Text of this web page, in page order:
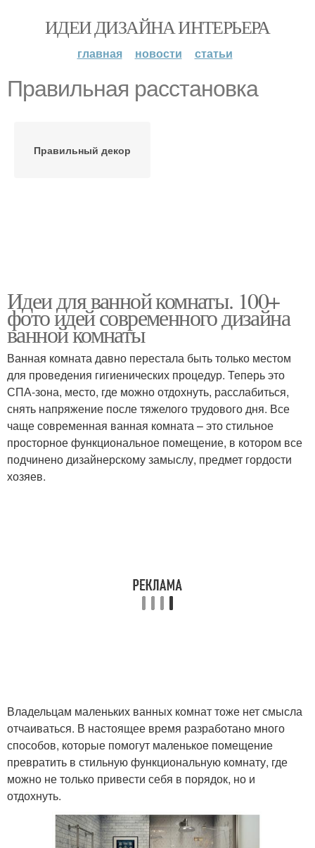
ИДЕИ ДИЗАЙНА ИНТЕРЬЕРА
главная новости статьи
Правильная расстановка
Правильный декор
Идеи для ванной комнаты. 100+
фото идей современного дизайна
ванной комнаты
Ванная комната давно перестала быть только местом
для проведения гигиенических процедур. Теперь это
СПА-зона, место, где можно отдохнуть, расслабиться,
снять напряжение после тяжелого трудового дня. Все
чаще современная ванная комната – это стильное
просторное функциональное помещение, в котором все
подчинено дизайнерскому замыслу, предмет гордости
хозяев.
Владельцам маленьких ванных комнат тоже нет смысла
отчаиваться. В настоящее время разработано много
способов, которые помогут маленькое помещение
превратить в стильную функциональную комнату, где
можно не только привести себя в порядок, но и
отдохнуть.